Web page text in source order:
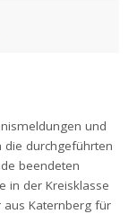
und
die durchgeführten
beendeten
in der Kreisklasse
aus Katernberg für